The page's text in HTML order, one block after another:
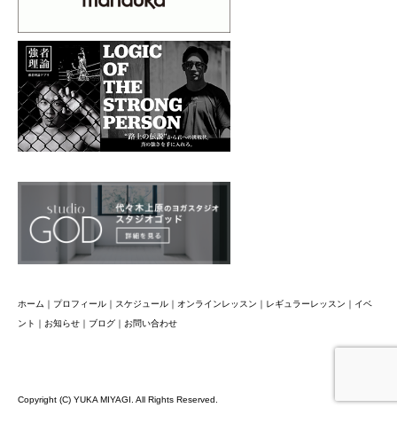
ホーム ｜ プロフィール ｜ スケジュール ｜ オンラインレッスン ｜ レギュラーレッスン ｜ イベ
ント ｜ お知らせ ｜ ブログ ｜ お問い合わせ
Copyright (C) YUKA MIYAGI. All Rights Reserved.